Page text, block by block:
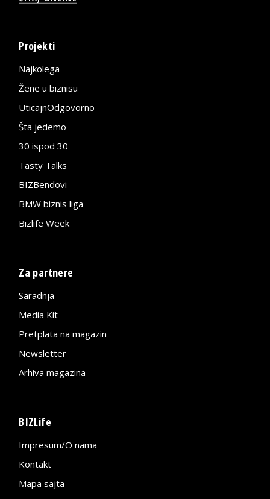
Projekti
Najkolega
Žene u biznisu
UticajnOdgovorno
Šta jedemo
30 ispod 30
Tasty Talks
BIZBendovi
BMW biznis liga
Bizlife Week
Za partnere
Saradnja
Media Kit
Pretplata na magazin
Newsletter
Arhiva magazina
BIZLife
Impresum/O nama
Kontakt
Mapa sajta